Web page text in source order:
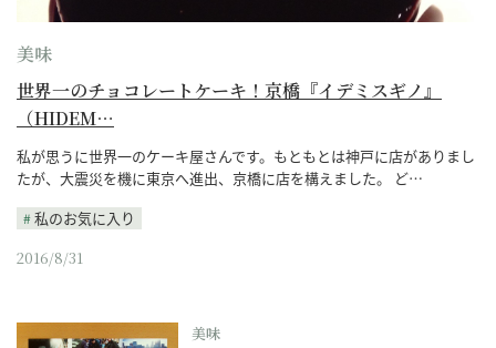
美味
世界一のチョコレートケーキ！京橋『イデミスギノ』
（HIDEM…
私が思うに世界一のケーキ屋さんです。もともとは神戸に店がありまし
たが、大震災を機に東京へ進出、京橋に店を構えました。 ど…
私のお気に入り
2016/8/31
美味